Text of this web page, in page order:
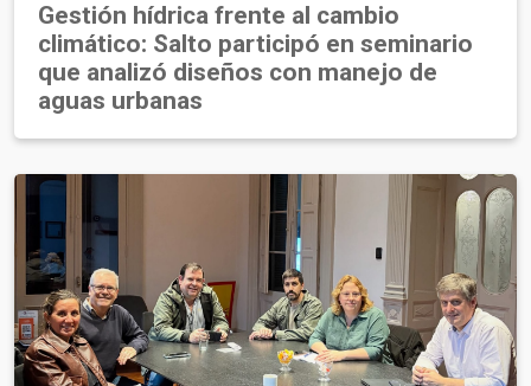
Gestión hídrica frente al cambio
climático: Salto participó en seminario
que analizó diseños con manejo de
aguas urbanas